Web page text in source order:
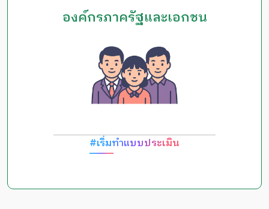
องค์กรภาครัฐและเอกชน
#เริ่มทำแบบประเมิน